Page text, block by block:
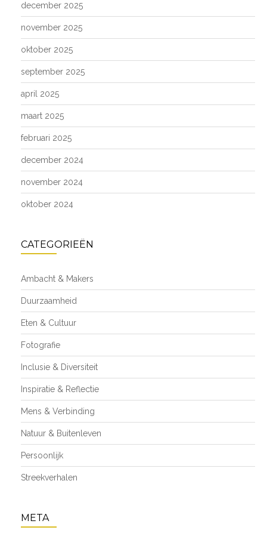
december 2025
november 2025
oktober 2025
september 2025
april 2025
maart 2025
februari 2025
december 2024
november 2024
oktober 2024
CATEGORIEËN
Ambacht & Makers
Duurzaamheid
Eten & Cultuur
Fotografie
Inclusie & Diversiteit
Inspiratie & Reflectie
Mens & Verbinding
Natuur & Buitenleven
Persoonlijk
Streekverhalen
META